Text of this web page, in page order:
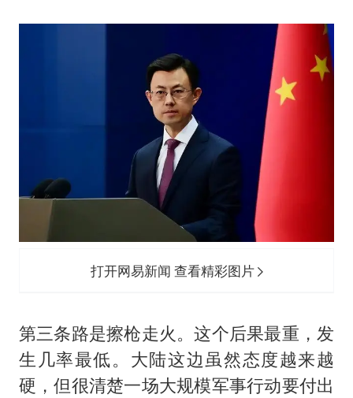
打开网易新闻 查看精彩图片
第三条路是擦枪走火。这个后果最重，发
生几率最低。大陆这边虽然态度越来越
硬，但很清楚一场大规模军事行动要付出